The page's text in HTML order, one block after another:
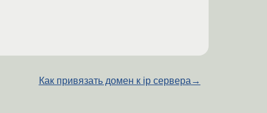
Как привязать домен к ip сервера →